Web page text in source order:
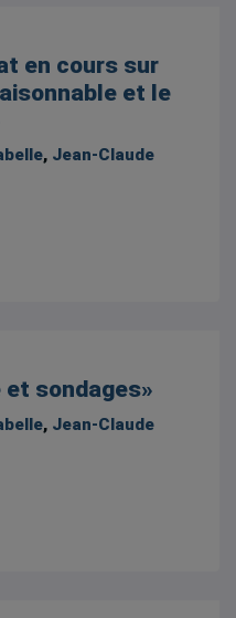
en cours sur
et le
, Jean-Claude
sondages»
, Jean-Claude